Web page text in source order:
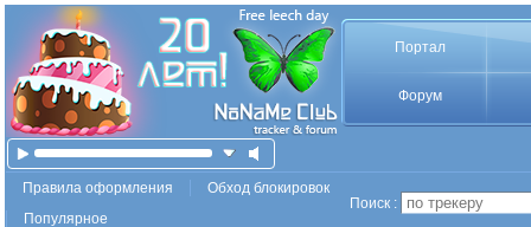
Портал
Форум
Правила оформления
Обход блокировок
Популярное
Поиск :